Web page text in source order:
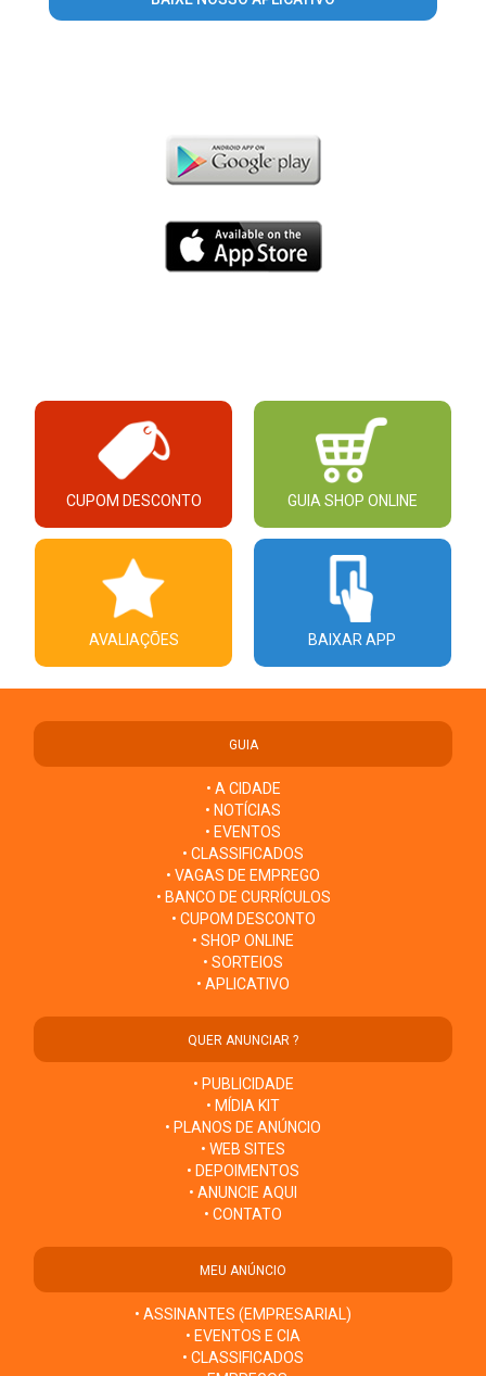
CUPOM DESCONTO GUIA SHOP ONLINE
AVALIAÇÕES BAIXAR APP
GUIA
• A CIDADE
• NOTÍCIAS
• EVENTOS
• CLASSIFICADOS
• VAGAS DE EMPREGO
• BANCO DE CURRÍCULOS
• CUPOM DESCONTO
• SHOP ONLINE
• SORTEIOS
• APLICATIVO
QUER ANUNCIAR ?
• PUBLICIDADE
• MÍDIA KIT
• PLANOS DE ANÚNCIO
• WEB SITES
• DEPOIMENTOS
• ANUNCIE AQUI
• CONTATO
MEU ANÚNCIO
• ASSINANTES (EMPRESARIAL)
• EVENTOS E CIA
• CLASSIFICADOS